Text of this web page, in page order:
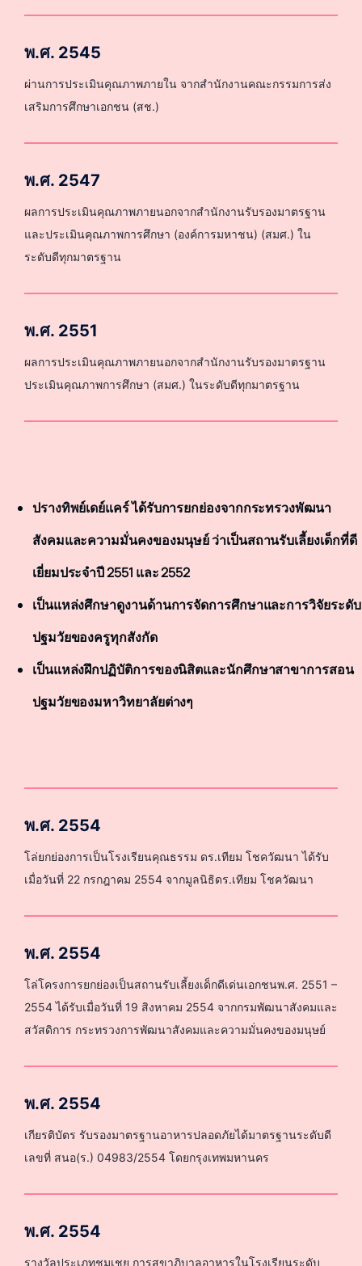
พ.ศ. 2545
ผ่านการประเมินคุณภาพภายใน จากสำนักงานคณะกรรมการส่ง
เสริมการศึกษาเอกชน (สช.)
พ.ศ. 2547
ผลการประเมินคุณภาพภายนอกจากสำนักงานรับรองมาตรฐาน
และประเมินคุณภาพการศึกษา (องค์การมหาชน) (สมศ.) ใน
ระดับดีทุกมาตรฐาน
พ.ศ. 2551
ผลการประเมินคุณภาพภายนอกจากสำนักงานรับรองมาตรฐาน
ประเมินคุณภาพการศึกษา (สมศ.) ในระดับดีทุกมาตรฐาน
ปรางทิพย์เดย์แคร์ ได้รับการยกย่องจากกระทรวงพัฒนา
สังคมและความมั่นคงของมนุษย์ ว่าเป็นสถานรับเลี้ยงเด็กที่ดี
เยี่ยมประจำปี 2551 และ 2552
เป็นแหล่งศึกษาดูงานด้านการจัดการศึกษาและการวิจัยระดับ
ปฐมวัยของครูทุกสังกัด
เป็นแหล่งฝึกปฏิบัติการของนิสิตและนักศึกษาสาขาการสอน
ปฐมวัยของมหาวิทยาลัยต่างๆ
พ.ศ. 2554
โล่ยกย่องการเป็นโรงเรียนคุณธรรม ดร.เทียม โชควัฒนา ได้รับ
เมื่อวันที่ 22 กรกฎาคม 2554 จากมูลนิธิดร.เทียม โชควัฒนา
พ.ศ. 2554
โล่โครงการยกย่องเป็นสถานรับเลี้ยงเด็กดีเด่นเอกชนพ.ศ. 2551 –
2554 ได้รับเมื่อวันที่ 19 สิงหาคม 2554 จากกรมพัฒนาสังคมและ
สวัสดิการ กระทรวงการพัฒนาสังคมและความมั่นคงของมนุษย์
พ.ศ. 2554
เกียรติบัตร รับรองมาตรฐานอาหารปลอดภัยได้มาตรฐานระดับดี
เลขที่ สนอ(ร.) 04983/2554 โดยกรุงเทพมหานคร
พ.ศ. 2554
รางวัลประเภทชมเชย การสุขาภิบาลอาหารในโรงเรียนระดับ